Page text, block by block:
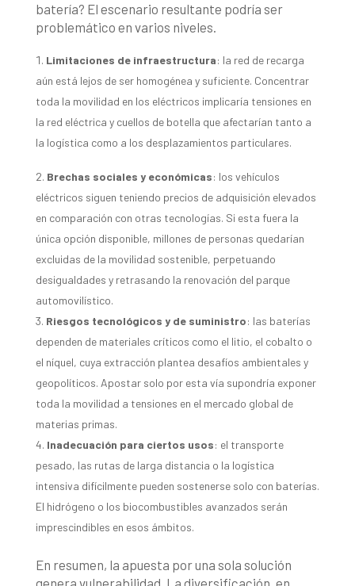
batería? El escenario resultante podría ser
problemático en varios niveles.
Limitaciones de infraestructura: la red de recarga
aún está lejos de ser homogénea y suficiente. Concentrar
toda la movilidad en los eléctricos implicaría tensiones en
la red eléctrica y cuellos de botella que afectarían tanto a
la logística como a los desplazamientos particulares.
Brechas sociales y económicas: los vehículos
eléctricos siguen teniendo precios de adquisición elevados
en comparación con otras tecnologías. Si esta fuera la
única opción disponible, millones de personas quedarían
excluidas de la movilidad sostenible, perpetuando
desigualdades y retrasando la renovación del parque
automovilístico.
Riesgos tecnológicos y de suministro: las baterías
dependen de materiales críticos como el litio, el cobalto o
el níquel, cuya extracción plantea desafíos ambientales y
geopolíticos. Apostar solo por esta vía supondría exponer
toda la movilidad a tensiones en el mercado global de
materias primas.
Inadecuación para ciertos usos: el transporte
pesado, las rutas de larga distancia o la logística
intensiva difícilmente pueden sostenerse solo con baterías.
El hidrógeno o los biocombustibles avanzados serán
imprescindibles en esos ámbitos.
En resumen, la apuesta por una sola solución